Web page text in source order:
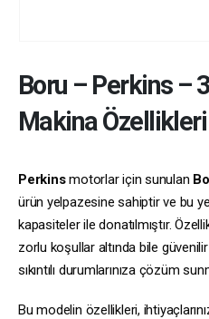
Boru – Perkins–
Makina Özellikleri
Perkinsmotorlar için sunulan
ürün yelpazesine sahiptir ve bu
kapasiteler ile donatılmıştır.
zorlu koşullar altında bile
sıkıntılı durumlarınıza çözüm
Bu modelin özellikleri,